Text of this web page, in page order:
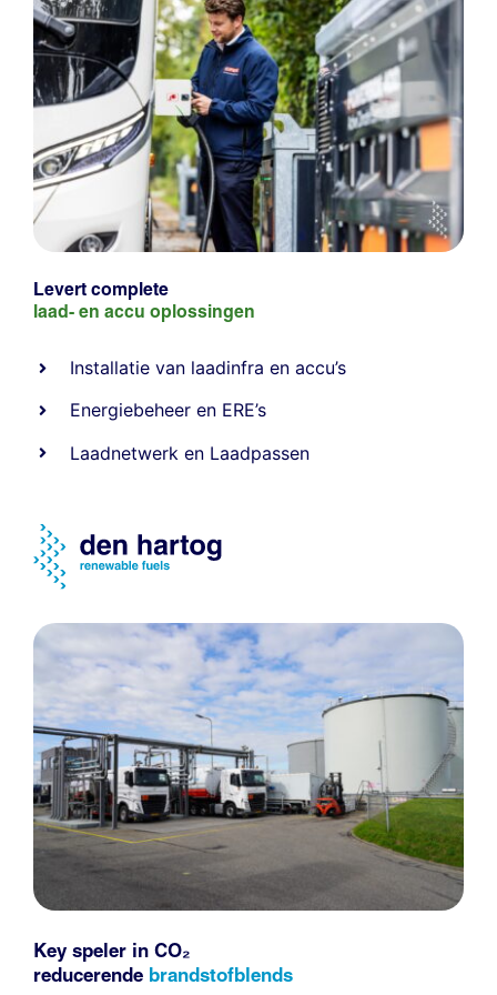
Levert complete
laad- en accu oplossingen
Installatie van laadinfra en accu’s
Energiebeheer en ERE’s
Laadnetwerk en Laadpassen
Key speler in CO₂
reducerende brandstofblends